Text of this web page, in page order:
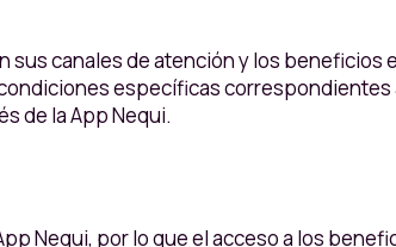
sus canales de atención y los beneficios e
específicas correspondientes
de la App Nequi.
Nequi, por lo que el acceso a los